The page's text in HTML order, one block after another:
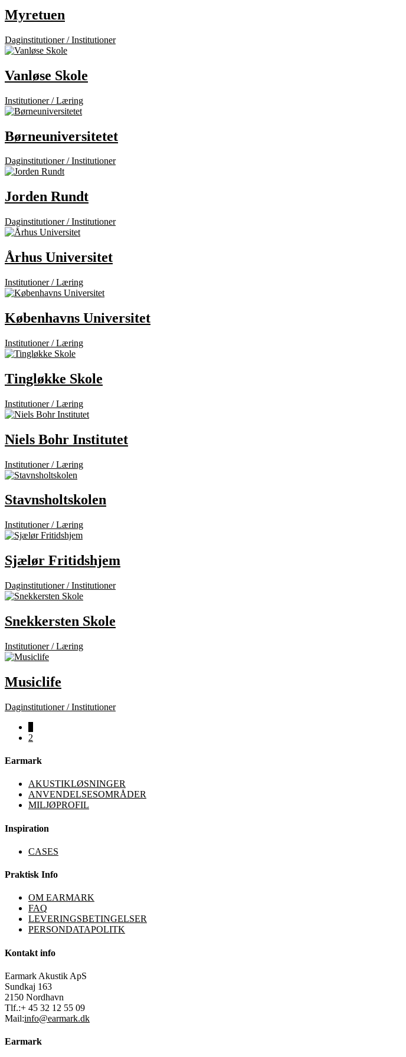
Myretuen
Daginstitutioner / Institutioner
Vanløse Skole
Institutioner / Læring
Børneuniversitetet
Daginstitutioner / Institutioner
Jorden Rundt
Daginstitutioner / Institutioner
Århus Universitet
Institutioner / Læring
Københavns Universitet
Institutioner / Læring
Tingløkke Skole
Institutioner / Læring
Niels Bohr Institutet
Institutioner / Læring
Stavnsholtskolen
Institutioner / Læring
Sjælør Fritidshjem
Daginstitutioner / Institutioner
Snekkersten Skole
Institutioner / Læring
Musiclife
Daginstitutioner / Institutioner
2
Earmark
AKUSTIKLØSNINGER
ANVENDELSESOMRÅDER
MILJØPROFIL
Inspiration
CASES
Praktisk Info
OM EARMARK
FAQ
LEVERINGSBETINGELSER
PERSONDATAPOLITK
Kontakt info
Earmark Akustik ApS
Sundkaj 163
2150 Nordhavn
Tlf.:+ 45 32 12 55 09
Mail:info@earmark.dk
Earmark